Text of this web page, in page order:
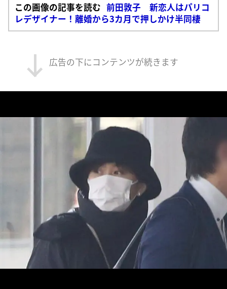
この画像の記事を読む 前田敦子 新恋人はパリコ
レデザイナー！離婚から3カ月で押しかけ半同棲
広告の下にコンテンツが続きます